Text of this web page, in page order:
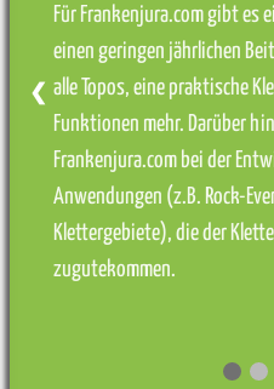
Für Frankenjura.com gibt es
einen geringen jährlichen
alle Topos, eine praktische
Funktionen mehr. Darüber
Frankenjura.com bei der
Anwendungen (z.B. Rock-
Klettergebiete), die der
zugutekommen.
❮